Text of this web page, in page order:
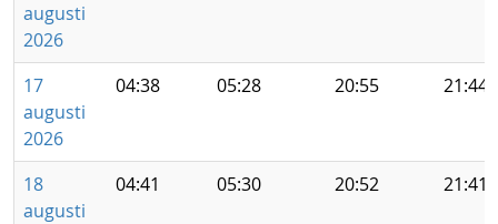
augusti
2026
17
augusti
2026
04:38 05:28 20:55 21:44
18
augusti
04:41 05:30 20:52 21:41